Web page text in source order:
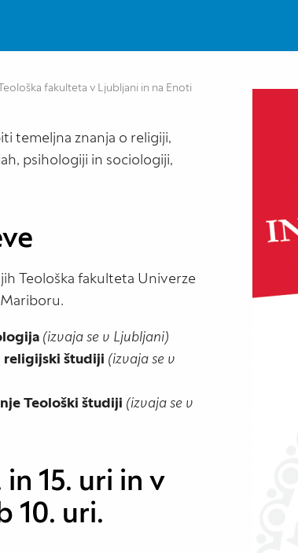
fakulteta v Ljubljani in na Enoti
temeljna znanja o religiji,
psihologiji in sociologiji,
Teološka fakulteta Univerze
(izvaja se v Ljubljani)
religijski študiji (izvaja se v
Teološki študiji (izvaja se v
15. uri in v
10. uri.